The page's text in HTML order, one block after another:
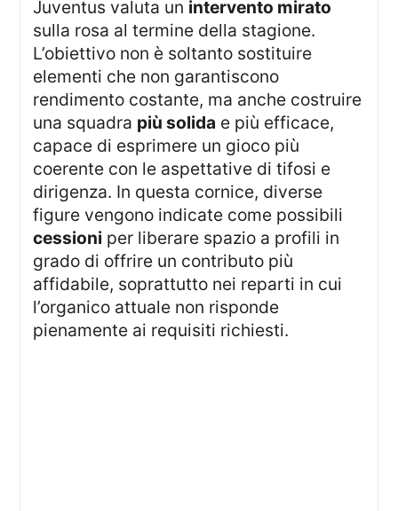
Juventus valuta un intervento mirato
sulla rosa al termine della stagione.
L’obiettivo non è soltanto sostituire
elementi che non garantiscono
rendimento costante, ma anche costruire
una squadra più solida e più efficace,
capace di esprimere un gioco più
coerente con le aspettative di tifosi e
dirigenza. In questa cornice, diverse
figure vengono indicate come possibili
cessioni per liberare spazio a profili in
grado di offrire un contributo più
affidabile, soprattutto nei reparti in cui
l’organico attuale non risponde
pienamente ai requisiti richiesti.